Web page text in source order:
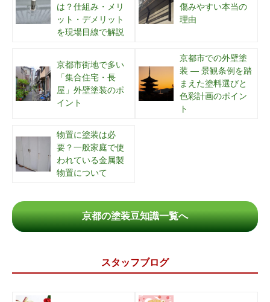
は？仕組み・メリ
ット・デメリット
を現場目線で解説
傷みやすい本当の
理由
京都市街地で多い
「集合住宅・長
屋」外壁塗装のポ
イント
京都市での外壁塗
装 ― 景観条例を踏
まえた塗料選びと
色彩計画のポイン
ト
物置に塗装は必
要？一般家庭で使
われている金属製
物置について
京都の塗装豆知識一覧へ
スタッフブログ